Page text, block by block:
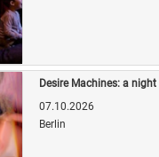
Desire Machines: a night
07.10.2026
Berlin